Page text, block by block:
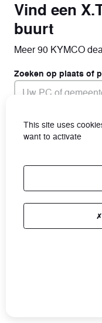
Vind een
buurt
Meer 90 KYMCO
Zoeken op plaats of
Zoeken
This site uses
want to activate